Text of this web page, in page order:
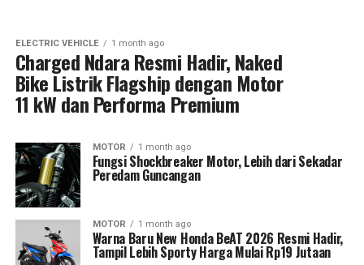
ELECTRIC VEHICLE 1 month ago
Charged Ndara Resmi Hadir, Naked
Bike Listrik Flagship dengan Motor
11 kW dan Performa Premium
MOTOR 1 month ago
Fungsi Shockbreaker Motor, Lebih dari Sekadar
Peredam Guncangan
MOTOR 1 month ago
Warna Baru New Honda BeAT 2026 Resmi Hadir,
Tampil Lebih Sporty Harga Mulai Rp19 Jutaan